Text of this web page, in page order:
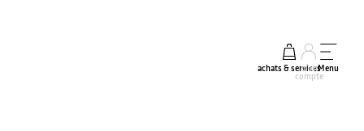
achats & services
mon
compte
Menu